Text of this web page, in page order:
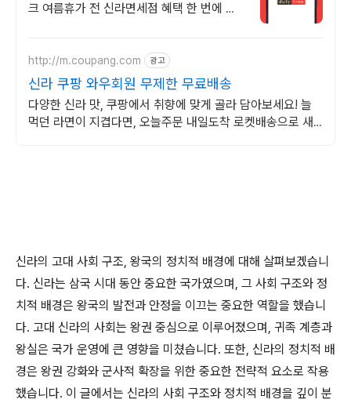
크 여름휴가 전 신라면세점 혜택 한 번에 확
http://m.coupang.com 광고
신라 쿠팡 와우회원 무제한 무료배송
다양한 신라 맛, 쿠팡에서 취향에 맞게 골라 담아보세요! 늘
먹던 라면이 지겹다면, 오늘주문 내일도착 로켓배송으로 새
신라의 고대 사회 구조, 왕국의 정치적 배경에 대해 살펴보겠습니
다. 신라는 삼국 시대 동안 중요한 국가였으며, 그 사회 구조와 정
치적 배경은 왕국의 발전과 안정을 이끄는 중요한 역할을 했습니
다. 고대 신라의 사회는 왕권 중심으로 이루어졌으며, 귀족 계층과
왕실은 국가 운영에 큰 영향을 미쳤습니다. 또한, 신라의 정치적 배
경은 왕권 강화와 군사적 확장을 위한 중요한 전략적 요소로 작용
했습니다. 이 글에서는 신라의 사회 구조와 정치적 배경을 깊이 분